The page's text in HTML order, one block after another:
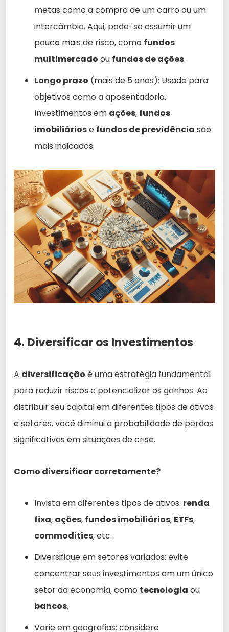
metas como a compra de um carro ou um
intercâmbio. Aqui, pode-se assumir um
pouco mais de risco, como fundos
multimercado ou fundos de ações.
Longo prazo (mais de 5 anos): Usado para
objetivos como a aposentadoria.
Investimentos em ações, fundos
imobiliáriose fundos de previdência são
mais indicados.
4. Diversificar os Investimentos
A diversificação é uma estratégia fundamental
para reduzir riscos e potencializar os ganhos. Ao
distribuir seu capital em diferentes tipos de ativos
e setores, você diminui a probabilidade de perdas
significativas em situações de crise.
Como diversificar corretamente?
Invista em diferentes tipos de ativos: renda
fixa, ações, fundos imobiliários, ETFs,
commodities, etc.
Diversifique em setores variados: evite
concentrar seus investimentos em um único
setor da economia, como tecnologia ou
bancos.
Varie em geografias: considere